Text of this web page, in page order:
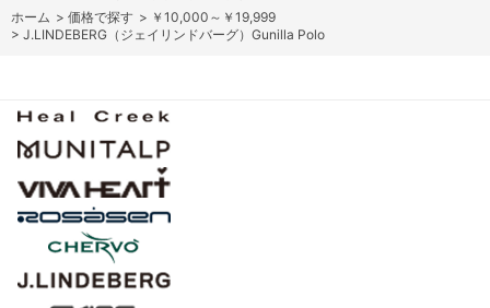
ホーム > 価格で探す > ￥10,000～￥19,999
> J.LINDEBERG（ジェイリンドバーグ）Gunilla Polo